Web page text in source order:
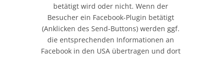
betätigt wird oder nicht. Wenn der
Besucher ein Facebook-Plugin betätigt
(Anklicken des Send-Buttons) werden ggf.
die entsprechenden Informationen an
Facebook in den USA übertragen und dort